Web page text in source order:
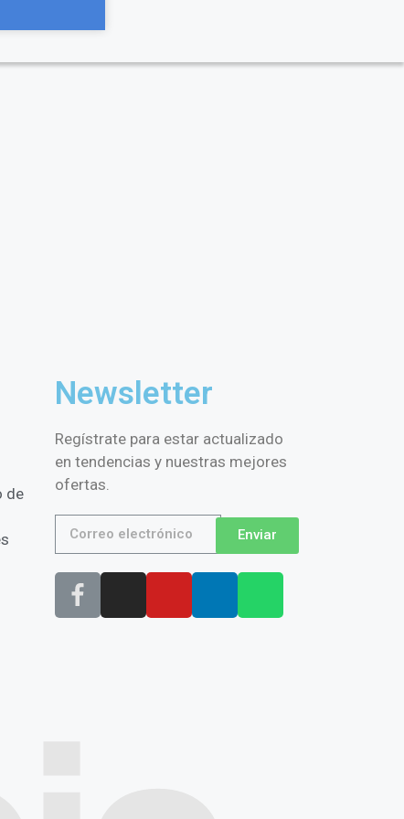
de
Newsletter
Regístrate para estar actualizado
en tendencias y nuestras mejores
ofertas.
Enviar